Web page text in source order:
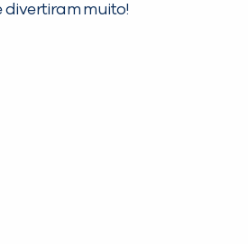
divertiram muito!